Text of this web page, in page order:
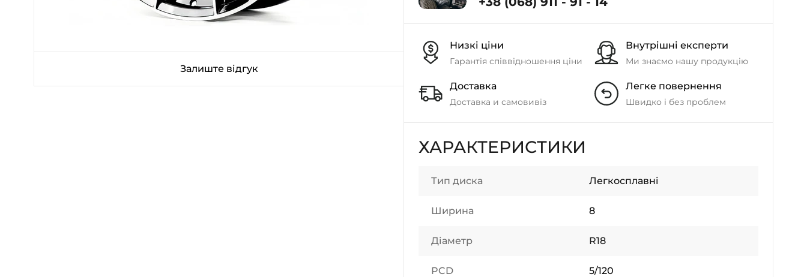
Залиште відгук
Низкі ціни
Гарантія співвідношення ціни
Внутрішні експерти
Ми знаємо нашу продукцію
Доставка
Доставка и самовивіз
Легке повернення
Швидко і без проблем
ХАРАКТЕРИСТИКИ
Тип диска Легкосплавні
Ширина 8
Діаметр R18
PCD 5/120